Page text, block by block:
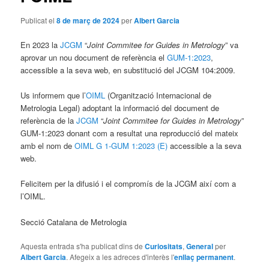
Publicat el8 de març de 2024perAlbert Garcia
En 2023 laJCGM “Joint Commitee for Guides in Metrology” va
aprovar un nou document de referència elGUM-1:2023,
accessible a la seva web, en substitució del JCGM 104:2009.
Us informem que l’OIML (Organització Internacional de
Metrologia Legal) adoptant la informació del document de
referència de laJCGM “Joint Commitee for Guides in Metrology”
GUM-1:2023 donant com a resultat una reproducció del mateix
amb el nom deOIML G 1-GUM 1:2023 (E) accessible a la seva
web.
Felicitem per la difusió i el compromís de la JCGM així com a
l’OIML.
Secció Catalana de Metrologia
Aquesta entrada s'ha publicat dins deCuriositats,Generalper
Albert Garcia. Afegeix a les adreces d'interès l'enllaç permanent.